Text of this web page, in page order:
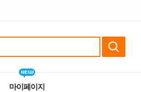
마이페이지